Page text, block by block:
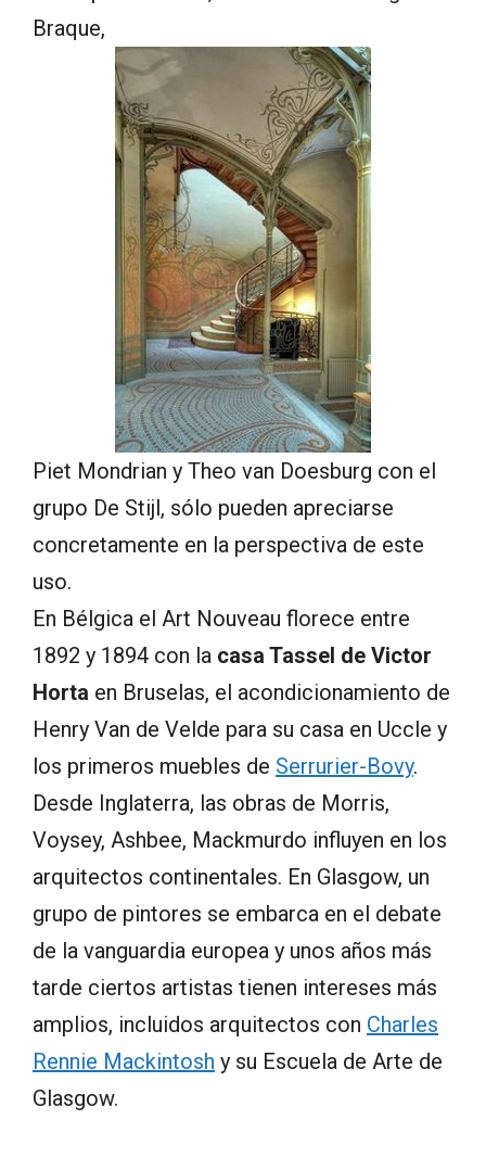
Braque,
Piet Mondrian y Theo van Doesburg con el
grupo De Stijl, sólo pueden apreciarse
concretamente en la perspectiva de este
uso.
En Bélgica el Art Nouveau florece entre
1892 y 1894 con la casa Tassel de Victor
Horta en Bruselas, el acondicionamiento de
Henry Van de Velde para su casa en Uccle y
los primeros muebles de Serrurier-Bovy.
Desde Inglaterra, las obras de Morris,
Voysey, Ashbee, Mackmurdo influyen en los
arquitectos continentales. En Glasgow, un
grupo de pintores se embarca en el debate
de la vanguardia europea y unos años más
tarde ciertos artistas tienen intereses más
amplios, incluidos arquitectos con Charles
Rennie Mackintosh y su Escuela de Arte de
Glasgow.